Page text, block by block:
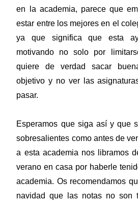
en la academia, parece que
estar entre los mejores en el
ya que significa que esta
motivando no solo por
quiere de verdad sacar
objetivo y no ver las
pasar.
Esperamos que siga así y que
sobresalientes como antes de
a esta academia nos libramos
verano en casa por haberle
academia. Os recomendamos
navidad que las notas no son